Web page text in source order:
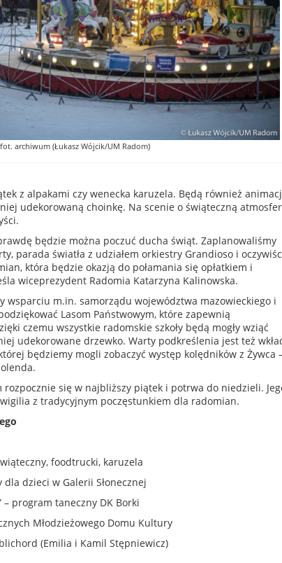
fot. archiwum (Łukasz Wójcik/UM Radom)
z alpakami czy wenecka karuzela. Będą również
udekorowaną choinkę. Na scenie o świąteczną
będzie można poczuć ducha świąt. Zaplanowaliśmy
parada światła z udziałem orkiestry Grandioso i
która będzie okazją do połamania się opłatkiem i
wiceprezydent Radomia Katarzyna Kalinowska.
wsparciu m.in. samorządu województwa mazowieckiego i
Lasom Państwowym, które zapewnią
czemu wszystkie radomskie szkoły będą mogły wziąć
udekorowane drzewko. Warty podkreślenia jest też
będziemy mogli zobaczyć występ kolędników z Żywca
rozpocznie się w najbliższy piątek i potrwa do niedzieli.
z tradycyjnym poczęstunkiem dla radomian.
foodtrucki, karuzela
dzieci w Galerii Słonecznej
– program taneczny DK Borki
Młodzieżowego Domu Kultury
(Emilia i Kamil Stępniewicz)